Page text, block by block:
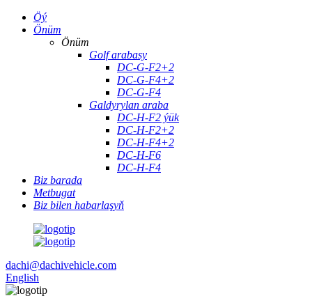
Öý
Önüm
Önüm
Golf arabasy
DC-G-F2+2
DC-G-F4+2
DC-G-F4
Galdyrylan araba
DC-H-F2 ýük
DC-H-F2+2
DC-H-F4+2
DC-H-F6
DC-H-F4
Biz barada
Metbugat
Biz bilen habarlaşyň
dachi@dachivehicle.com
English